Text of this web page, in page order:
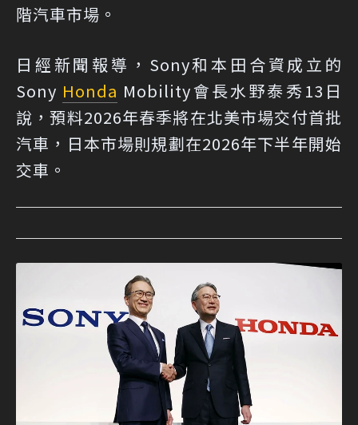
階汽車市場。
日經新聞報導，Sony和本田合資成立的
Sony Honda Mobility會長水野泰秀13日
說，預料2026年春季將在北美市場交付首批
汽車，日本市場則規劃在2026年下半年開始
交車。